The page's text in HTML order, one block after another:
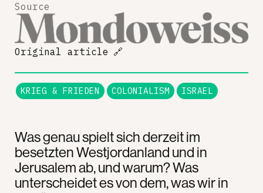
Was genau spielt sich derzeit im
besetzten Westjordanland und in
Jerusalem ab, und warum? Was
unterscheidet es von dem, was wir in
Source
Original article 🔗
KRIEG & FRIEDEN COLONIALISM ISRAEL